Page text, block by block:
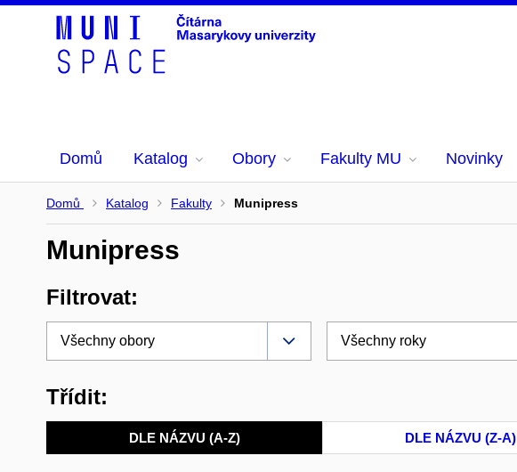
Domů Katalog Obory Fakulty MU Novinky
Domů Katalog Fakulty Munipress
Munipress
Filtrovat:
Třídit:
DLE NÁZVU (A-Z) DLE NÁZVU (Z-A)